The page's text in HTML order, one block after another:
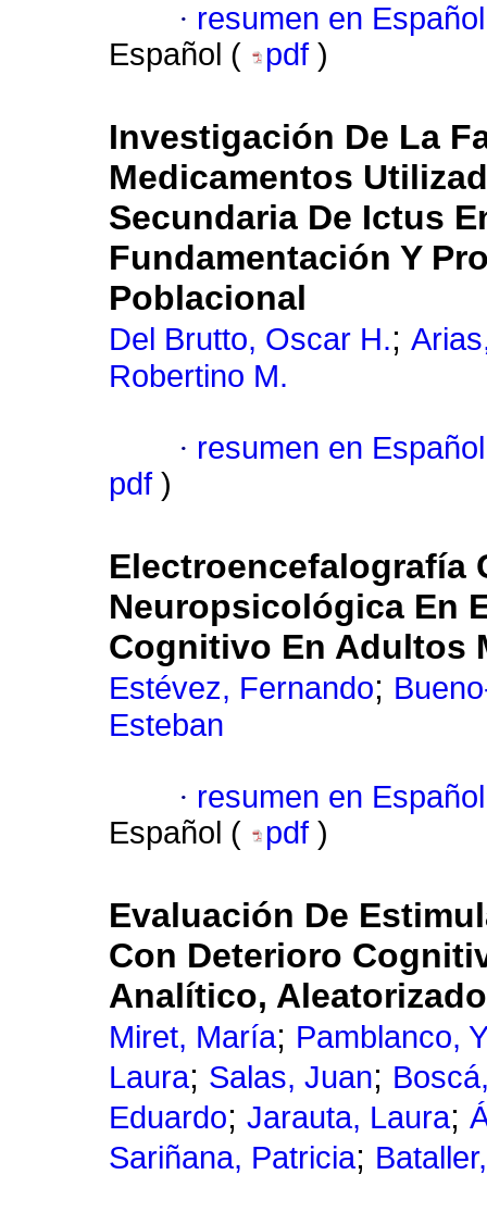
· resumen en Español
Español (
pdf )
Investigación De La
Medicamentos
Secundaria De Ictus
Fundamentación Y
Poblacional
Del Brutto, Oscar H.;
Robertino M.
· resumen en Español
pdf )
Electroencefalografía
Neuropsicológica En
Cognitivo En Adultos
Estévez, Fernando;
Esteban
· resumen en Español
Español (
pdf )
Evaluación De
Con Deterioro
Analítico,
Miret, María; Pamblanco,
Laura; Salas, Juan;
Eduardo; Jarauta, Laura;
Sariñana, Patricia;